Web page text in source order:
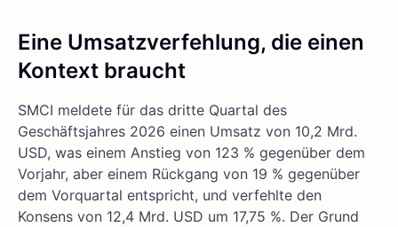
Eine Umsatzverfehlung, die einen
Kontext braucht
SMCI meldete für das dritte Quartal des
Geschäftsjahres 2026 einen Umsatz von 10,2 Mrd.
USD, was einem Anstieg von 123 % gegenüber dem
Vorjahr, aber einem Rückgang von 19 % gegenüber
dem Vorquartal entspricht, und verfehlte den
Konsens von 12,4 Mrd. USD um 17,75 %. Der Grund